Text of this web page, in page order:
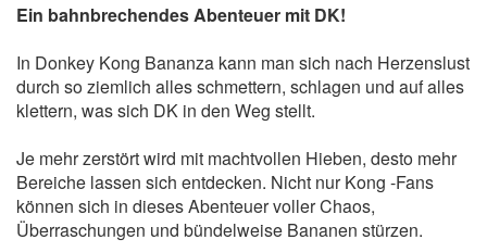
Ein bahnbrechendes Abenteuer mit DK!
In Donkey Kong Bananza kann man sich nach Herzenslust
durch so ziemlich alles schmettern, schlagen und auf alles
klettern, was sich DK in den Weg stellt.
Je mehr zerstört wird mit machtvollen Hieben, desto mehr
Bereiche lassen sich entdecken. Nicht nur Kong -Fans
können sich in dieses Abenteuer voller Chaos,
Überraschungen und bündelweise Bananen stürzen.